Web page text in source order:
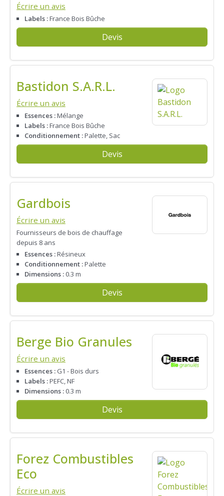
Écrire un avis
Labels :France Bois Bûche
Devis
Bastidon S.A.R.L.
Écrire un avis
Essences :Mélange
Labels :France Bois Bûche
Conditionnement :Palette, Sac
Devis
Gardbois
Écrire un avis
Fournisseurs de bois de chauffage
depuis 8 ans
Essences :Résineux
Conditionnement :Palette
Dimensions : 0.3 m
Devis
Berge Bio Granules
Écrire un avis
Essences : G1 - Bois durs
Labels :PEFC, NF
Dimensions : 0.3 m
Devis
Forez Combustibles
Eco
Écrire un avis